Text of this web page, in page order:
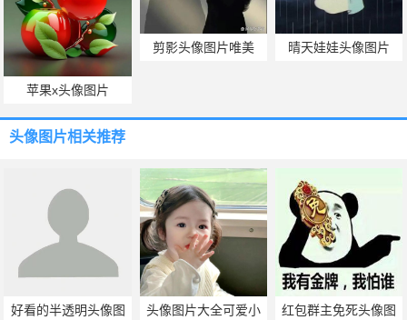
苹果x头像图片
剪影头像图片唯美 晴天娃娃头像图片
头像图片相关推荐
好看的半透明头像图
头像图片大全可爱小
红包群主免死头像图